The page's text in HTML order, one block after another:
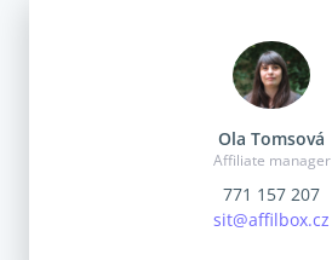
Ola Tomsová
Affiliate manager
771 157 207
sit@affilbox.cz